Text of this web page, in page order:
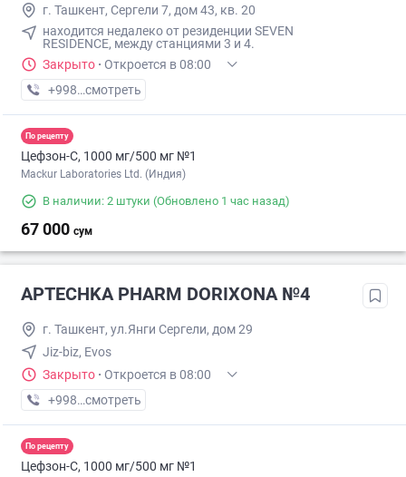
г. Ташкент, Сергели 7, дом 43, кв. 20
находится недалеко от резиденции SEVEN
RESIDENCE, между станциями 3 и 4.
Закрыто · Откроется в 08:00
+998 (99) XXX-XX-XX
смотреть
По рецепту
Цефзон-С, 1000 мг/500 мг №1
Mackur Laboratories Ltd. (Индия)
В наличии: 2 штуки (Обновлено 1 час назад)
67 000 сум
APTECHKA PHARM DORIXONA №4
г. Ташкент, ул.Янги Сергели, дом 29
Jiz-biz, Evos
Закрыто · Откроется в 08:00
+998 (77) XXX-XX-XX
смотреть
По рецепту
Цефзон-С, 1000 мг/500 мг №1